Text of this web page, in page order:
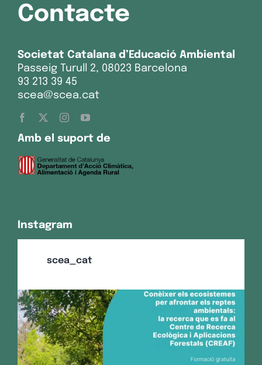
Contacte
Societat Catalana d’Educació Ambiental
Passeig Turull 2, 08023 Barcelona
93 213 39 45
scea@scea.cat
Amb el suport de
Instagram
scea_cat